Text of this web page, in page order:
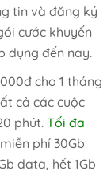
tin và đăng ký
cước khuyến
dụng đến nay.
cho 1 tháng
cả các cuộc
phút. Tối đa
phí 30Gb
data, hết 1Gb